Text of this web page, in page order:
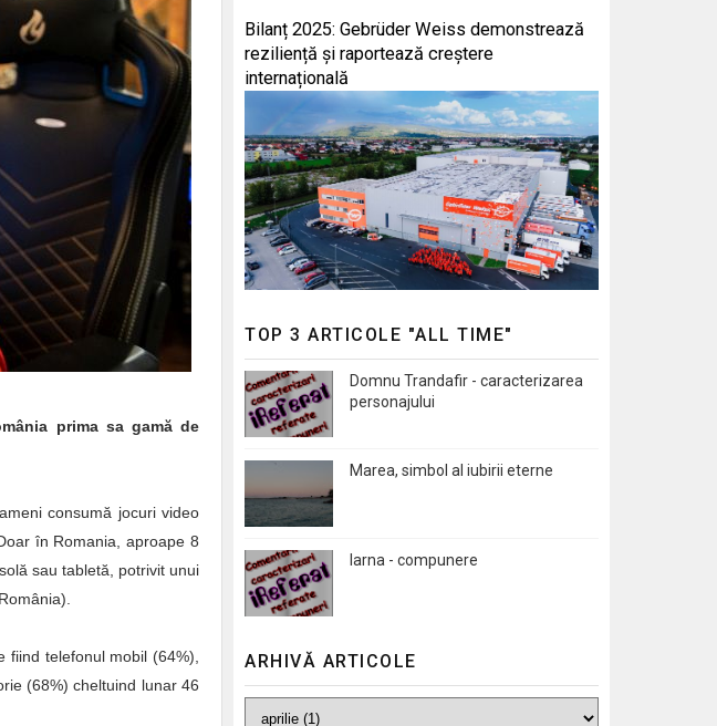
prima sa gamă de
consumă jocuri video
în Romania, aproape 8
sau tabletă, potrivit unui
telefonul mobil (64%),
(68%) cheltuind lunar 46
Bilanț 2025: Gebrüder Weiss demonstrează
reziliență și raportează creștere
internațională
TOP 3 ARTICOLE "ALL TIME"
Domnu Trandafir - caracterizarea
personajului
Marea, simbol al iubirii eterne
Iarna - compunere
ARHIVĂ ARTICOLE